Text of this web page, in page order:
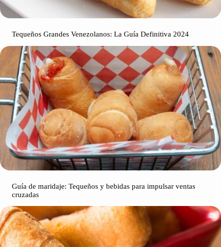
Tequeños Grandes Venezolanos: La Guía Definitiva 2024
Guía de maridaje: Tequeños y bebidas para impulsar ventas
cruzadas